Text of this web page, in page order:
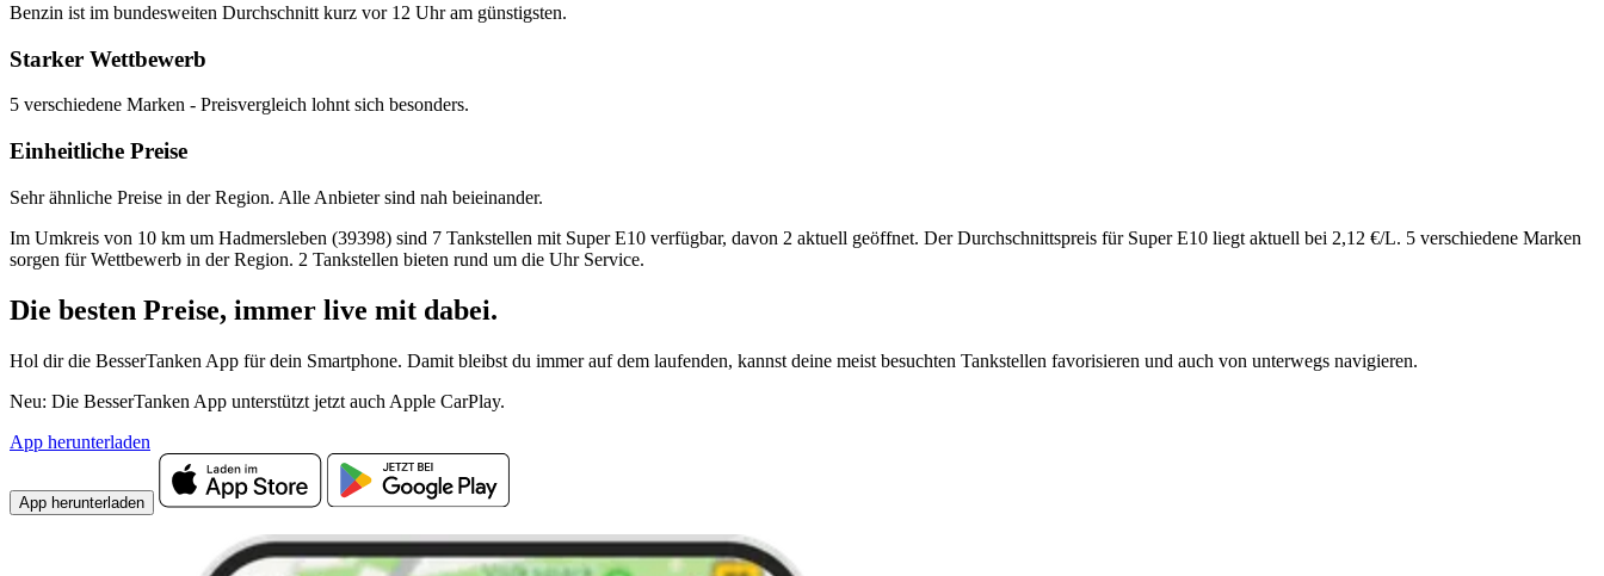
Benzin ist im bundesweiten Durchschnitt kurz vor 12 Uhr am günstigsten.
Starker Wettbewerb
5 verschiedene Marken - Preisvergleich lohnt sich besonders.
Einheitliche Preise
Sehr ähnliche Preise in der Region. Alle Anbieter sind nah beieinander.
Im Umkreis von 10 km um Hadmersleben (39398) sind 7 Tankstellen mit Super E10 verfügbar, davon 2 aktuell geöffnet. Der Durchschnittspreis für Super E10 liegt aktuell bei 2,12 €/L. 5 verschiedene Marken
sorgen für Wettbewerb in der Region. 2 Tankstellen bieten rund um die Uhr Service.
Die besten Preise, immer live mit dabei.
Hol dir die BesserTanken App für dein Smartphone. Damit bleibst du immer auf dem laufenden, kannst deine meist besuchten Tankstellen favorisieren und auch von unterwegs navigieren.
Neu: Die BesserTanken App unterstützt jetzt auch Apple CarPlay.
App herunterladen
App herunterladen